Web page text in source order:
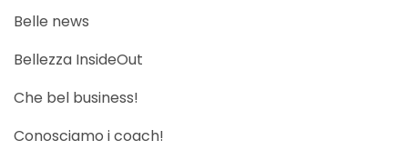
Belle news
Bellezza InsideOut
Che bel business!
Conosciamo i coach!